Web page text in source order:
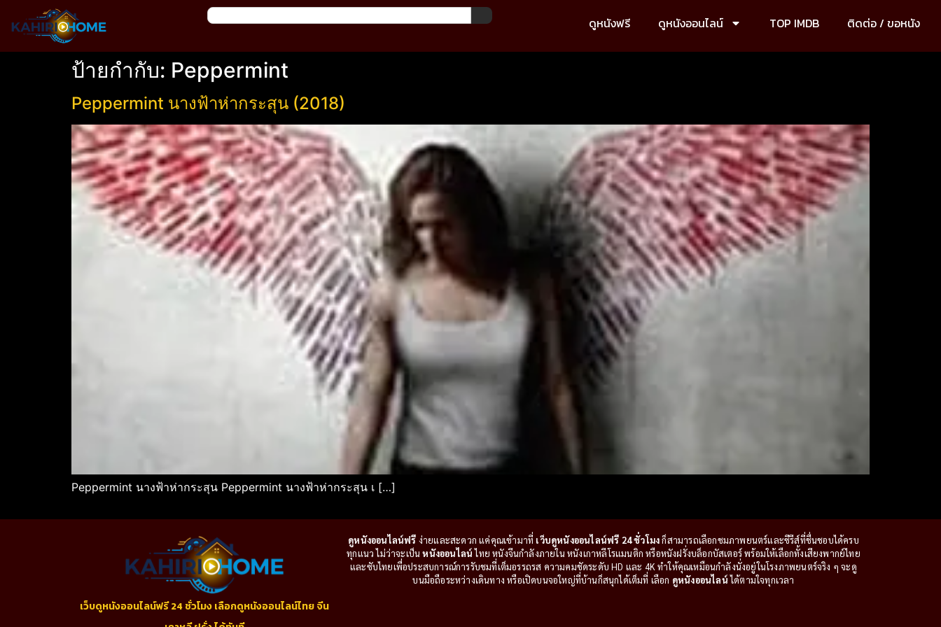
ดูหนังฟรี ดูหนังออนไลน์ TOP IMDB ติดต่อ / ขอหนัง
ป้ายกำกับ: Peppermint
Peppermint นางฟ้าห่ากระสุน (2018)
Peppermint นางฟ้าห่ากระสุน Peppermint นางฟ้าห่ากระสุน เ […]
เว็บดูหนังออนไลน์ฟรี 24 ชั่วโมง เลือกดูหนังออนไลน์ไทย จีน
ดูหนังออนไลน์ฟรี ง่ายและสะดวก แค่คุณเข้ามาที่ เว็บดูหนังออนไลน์ฟรี 24 ชั่วโมงก็สามารถเลือกชมภาพยนตร์และซีรีส์ที่ชื่นชอบได้ครบ
ทุกแนว ไม่ว่าจะเป็นหนังออนไลน์ไทย หนังจีนกำลังภายใน หนังเกาหลีโรแมนติก หรือหนังฝรั่งบล็อกบัสเตอร์ พร้อมให้เลือกทั้งเสียงพากย์ไทย
และซับไทยเพื่อประสบการณ์การรับชมที่เต็มอรรถรส ความคมชัดระดับ HD และ 4K ทำให้คุณเหมือนกำลังนั่งอยู่ในโรงภาพยนตร์จริง ๆ จะดู
บนมือถือระหว่างเดินทาง หรือเปิดบนจอใหญ่ที่บ้านก็สนุกได้เต็มที่ เลือก ดูหนังออนไลน์ได้ตามใจทุกเวลา